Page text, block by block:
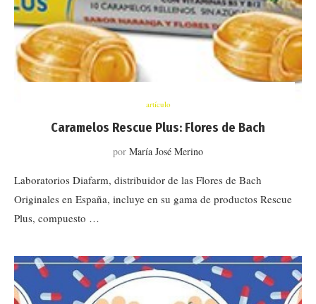
artículo
Caramelos Rescue Plus: Flores de Bach
por María José Merino
Laboratorios Diafarm, distribuidor de las Flores de Bach
Originales en España, incluye en su gama de productos Rescue
Plus, compuesto …